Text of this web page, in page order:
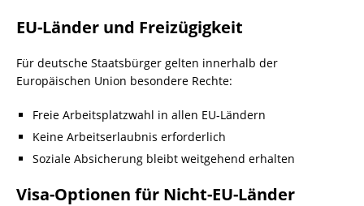
EU-Länder und Freizügigkeit
Für deutsche Staatsbürger gelten innerhalb der
Europäischen Union besondere Rechte:
Freie Arbeitsplatzwahl in allen EU-Ländern
Keine Arbeitserlaubnis erforderlich
Soziale Absicherung bleibt weitgehend erhalten
Visa-Optionen für Nicht-EU-Länder